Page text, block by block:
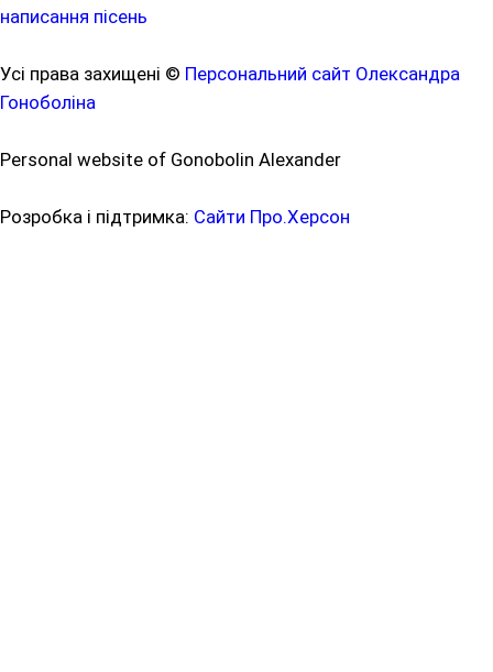
написання пісень
Усі права захищені © Персональний сайт Олександра
Гоноболіна
Personal website of Gonobolin Alexander
Розробка і підтримка: Сайти Про.Херсон